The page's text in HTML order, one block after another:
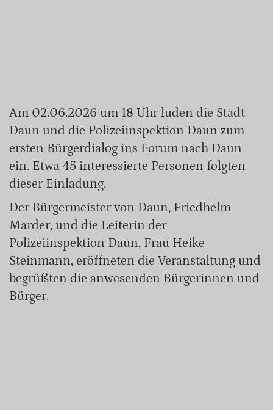
Am 02.06.2026 um 18 Uhr luden die Stadt
Daun und die Polizeiinspektion Daun zum
ersten Bürgerdialog ins Forum nach Daun
ein. Etwa 45 interessierte Personen folgten
dieser Einladung.
Der Bürgermeister von Daun, Friedhelm
Marder, und die Leiterin der
Polizeiinspektion Daun, Frau Heike
Steinmann, eröffneten die Veranstaltung und
begrüßten die anwesenden Bürgerinnen und
Bürger.